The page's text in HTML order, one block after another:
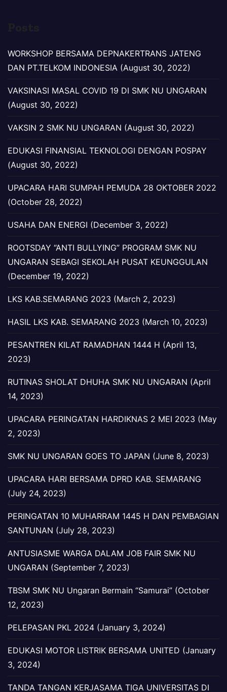
WORKSHOP BERSAMA DEPNAKERTRANS JATENG
DAN PT.TELKOM INDONESIA (August 30, 2022)
VAKSINASI MASAL COVID 19 DI SMK NU UNGARAN
(August 30, 2022)
VAKSIN 2 SMK NU UNGARAN (August 30, 2022)
EDUKASI FINANSIAL TEKNOLOGI DENGAN POSPAY
(August 30, 2022)
UPACARA HARI SUMPAH PEMUDA 28 OKTOBER 2022
(October 28, 2022)
USAHA DAN ENERGI (December 3, 2022)
ROOTSDAY “ANTI BULLYING” PROGRAM SMK NU
UNGARAN SEBAGI SEKOLAH PUSAT KEUNGGULAN
(December 19, 2022)
LKS KAB.SEMARANG 2023 (March 2, 2023)
HASIL LKS KAB. SEMARANG 2023 (March 10, 2023)
PESANTREN KILAT RAMADHAN 1444 H (April 13,
2023)
RUTINAS SHOLAT DHUHA SMK NU UNGARAN (April
14, 2023)
UPACARA PERINGATAN HARDIKNAS 2 MEI 2023 (May
2, 2023)
SMK NU UNGARAN GOES TO JAPAN (June 8, 2023)
UPACARA HARI BERSAMA DPRD KAB. SEMARANG
(July 24, 2023)
PERINGATAN 10 MUHARRAM 1445 H DAN PEMBAGIAN
SANTUNAN (July 28, 2023)
ANTUSIASME WARGA DALAM JOB FAIR SMK NU
UNGARAN (September 7, 2023)
TBSM SMK NU Ungaran Bermain “Samurai” (October
12, 2023)
PELEPASAN PKL 2024 (January 3, 2024)
EDUKASI MOTOR LISTRIK BERSAMA UNITED (January
3, 2024)
TANDA TANGAN KERJASAMA TIGA UNIVERSITAS DI